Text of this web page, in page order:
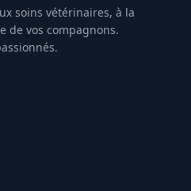
soins vétérinaires, à la
de vos compagnons.